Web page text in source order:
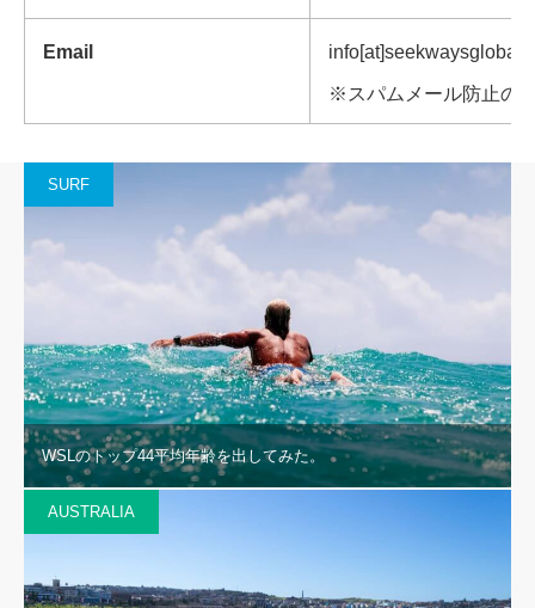
Email
※スパムメール防止の
SURF
WSLのトップ44平均年齢を出してみた。
AUSTRALIA